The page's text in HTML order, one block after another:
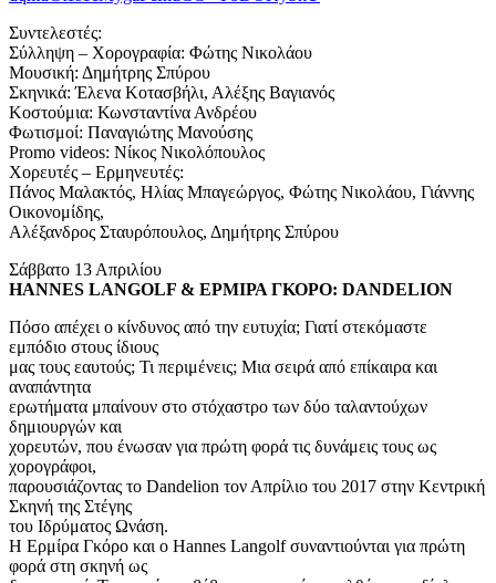
Συντελεστές:
Σύλληψη – Χορογραφία: Φώτης Νικολάου
Μουσική: Δημήτρης Σπύρου
Σκηνικά: Έλενα Κοτασβήλι, Αλέξης Βαγιανός
Κοστούμια: Κωνσταντίνα Ανδρέου
Φωτισμοί: Παναγιώτης Μανούσης
Promo videos: Νίκος Νικολόπουλος
Χορευτές – Ερμηνευτές:
Πάνος Μαλακτός, Ηλίας Μπαγεώργος, Φώτης Νικολάου, Γιάννης
Οικονομίδης,
Αλέξανδρος Σταυρόπουλος, Δημήτρης Σπύρου
Σάββατο 13 Απριλίου
HANNES LANGOLF & ΕΡΜΙΡΑ ΓΚΟΡΟ: DANDELION
Πόσο απέχει ο κίνδυνος από την ευτυχία; Γιατί στεκόμαστε
εμπόδιο στους ίδιους
μας τους εαυτούς; Τι περιμένεις; Μια σειρά από επίκαιρα και
αναπάντητα
ερωτήματα μπαίνουν στο στόχαστρο των δύο ταλαντούχων
δημιουργών και
χορευτών, που ένωσαν για πρώτη φορά τις δυνάμεις τους ως
χορογράφοι,
παρουσιάζοντας το Dandelion τον Απρίλιο του 2017 στην Κεντρική
Σκηνή της Στέγης
του Ιδρύματος Ωνάση.
Η Ερμίρα Γκόρο και ο Hannes Langolf συναντιούνται για πρώτη
φορά στη σκηνή ως